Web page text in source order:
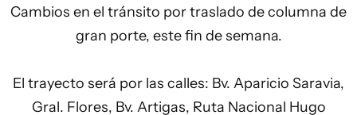
Cambios en el tránsito por traslado de columna de
gran porte, este fin de semana.
El trayecto será por las calles: Bv. Aparicio Saravia,
Gral. Flores, Bv. Artigas, Ruta Nacional Hugo